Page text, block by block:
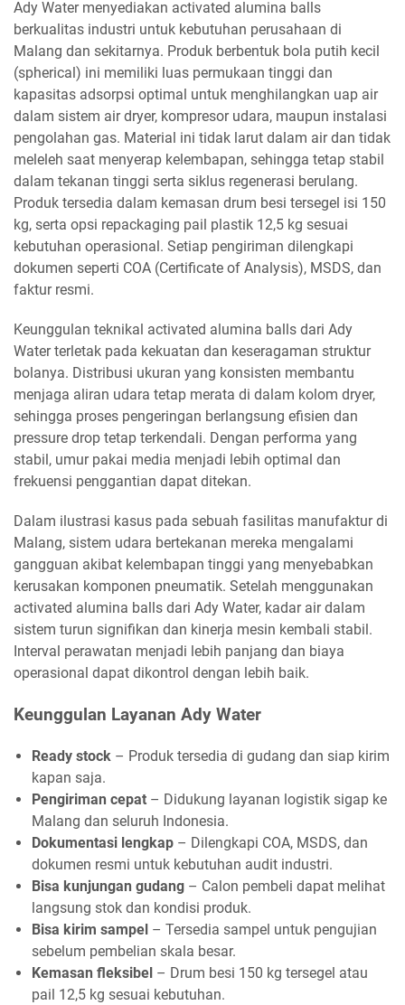
Ady Water menyediakan activated alumina balls
berkualitas industri untuk kebutuhan perusahaan di
Malang dan sekitarnya. Produk berbentuk bola putih kecil
(spherical) ini memiliki luas permukaan tinggi dan
kapasitas adsorpsi optimal untuk menghilangkan uap air
dalam sistem air dryer, kompresor udara, maupun instalasi
pengolahan gas. Material ini tidak larut dalam air dan tidak
meleleh saat menyerap kelembapan, sehingga tetap stabil
dalam tekanan tinggi serta siklus regenerasi berulang.
Produk tersedia dalam kemasan drum besi tersegel isi 150
kg, serta opsi repackaging pail plastik 12,5 kg sesuai
kebutuhan operasional. Setiap pengiriman dilengkapi
dokumen seperti COA (Certificate of Analysis), MSDS, dan
faktur resmi.
Keunggulan teknikal activated alumina balls dari Ady
Water terletak pada kekuatan dan keseragaman struktur
bolanya. Distribusi ukuran yang konsisten membantu
menjaga aliran udara tetap merata di dalam kolom dryer,
sehingga proses pengeringan berlangsung efisien dan
pressure drop tetap terkendali. Dengan performa yang
stabil, umur pakai media menjadi lebih optimal dan
frekuensi penggantian dapat ditekan.
Dalam ilustrasi kasus pada sebuah fasilitas manufaktur di
Malang, sistem udara bertekanan mereka mengalami
gangguan akibat kelembapan tinggi yang menyebabkan
kerusakan komponen pneumatik. Setelah menggunakan
activated alumina balls dari Ady Water, kadar air dalam
sistem turun signifikan dan kinerja mesin kembali stabil.
Interval perawatan menjadi lebih panjang dan biaya
operasional dapat dikontrol dengan lebih baik.
Keunggulan Layanan Ady Water
Ready stock – Produk tersedia di gudang dan siap kirim
kapan saja.
Pengiriman cepat – Didukung layanan logistik sigap ke
Malang dan seluruh Indonesia.
Dokumentasi lengkap – Dilengkapi COA, MSDS, dan
dokumen resmi untuk kebutuhan audit industri.
Bisa kunjungan gudang – Calon pembeli dapat melihat
langsung stok dan kondisi produk.
Bisa kirim sampel – Tersedia sampel untuk pengujian
sebelum pembelian skala besar.
Kemasan fleksibel – Drum besi 150 kg tersegel atau
pail 12,5 kg sesuai kebutuhan.